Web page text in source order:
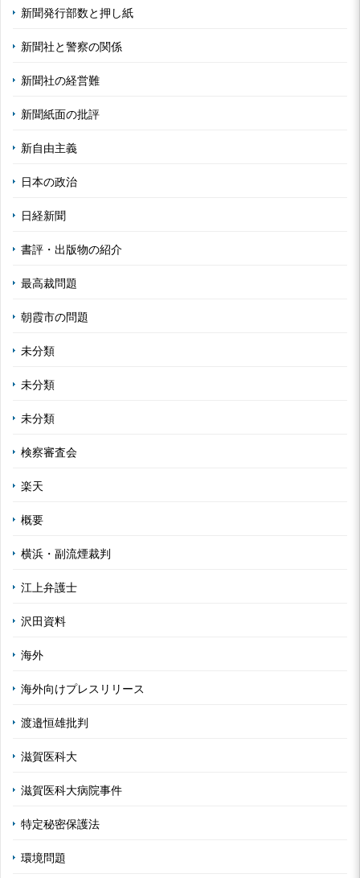
新聞発行部数と押し紙
新聞社と警察の関係
新聞社の経営難
新聞紙面の批評
新自由主義
日本の政治
日経新聞
書評・出版物の紹介
最高裁問題
朝霞市の問題
未分類
未分類
未分類
検察審査会
楽天
概要
横浜・副流煙裁判
江上弁護士
沢田資料
海外
海外向けプレスリリース
渡邉恒雄批判
滋賀医科大
滋賀医科大病院事件
特定秘密保護法
環境問題